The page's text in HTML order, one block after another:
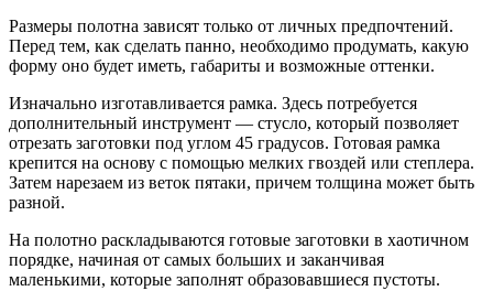
Размеры полотна зависят только от личных предпочтений.
Перед тем, как сделать панно, необходимо продумать, какую
форму оно будет иметь, габариты и возможные оттенки.
Изначально изготавливается рамка. Здесь потребуется
дополнительный инструмент — стусло, который позволяет
отрезать заготовки под углом 45 градусов. Готовая рамка
крепится на основу с помощью мелких гвоздей или степлера.
Затем нарезаем из веток пятаки, причем толщина может быть
разной.
На полотно раскладываются готовые заготовки в хаотичном
порядке, начиная от самых больших и заканчивая
маленькими, которые заполнят образовавшиеся пустоты.